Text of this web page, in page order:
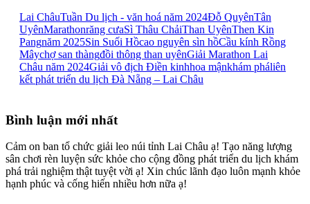
Lai ChâuTuần Du lịch - văn hoá năm 2024Đỗ QuyênTân
UyênMarathonrăng cưaSì Thâu ChảiThan UyênThen Kin
Pangnăm 2025Sin Suối Hồcao nguyên sìn hồCầu kính Rồng
Mâychợ san thàngđồi thông than uyênGiải Marathon Lai
Châu năm 2024Giải vô địch Điền kinhhoa mậnkhám pháliên
kết phát triển du lịch Đà Nẵng – Lai Châu
Bình luận mới nhất
Cảm on ban tổ chức giải leo núi tỉnh Lai Châu ạ! Tạo năng lượng
sân chơi rèn luyện sức khỏe cho cộng đồng phát triển du lịch khám
phá trải nghiệm thật tuyệt vời ạ! Xin chúc lãnh đạo luôn mạnh khỏe
hạnh phúc và cống hiến nhiều hơn nữa ạ!